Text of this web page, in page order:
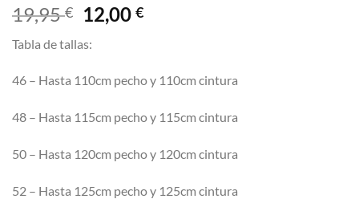
19,95€
El
precio
original
era:
19,95 €.
12,00€El
es:
12,00 €.
Tabla de tallas:
46 – Hasta 110cm pecho y 110cm cintura
48 – Hasta 115cm pecho y 115cm cintura
50 – Hasta 120cm pecho y 120cm cintura
52 – Hasta 125cm pecho y 125cm cintura